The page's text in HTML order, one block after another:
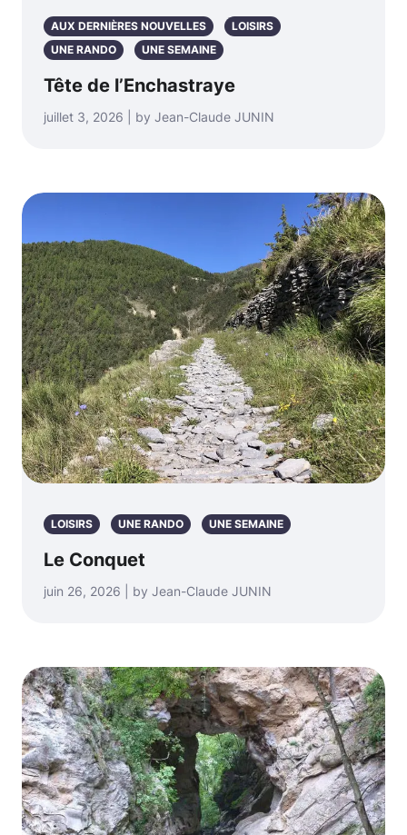
AUX DERNIÈRES NOUVELLES
LOISIRS
UNE RANDO
UNE SEMAINE
Tête de l’Enchastraye
juillet 3, 2026 | by Jean-Claude JUNIN
LOISIRS UNE RANDO UNE SEMAINE
Le Conquet
juin 26, 2026 | by Jean-Claude JUNIN